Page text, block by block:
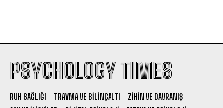
PSYCHOLOGY TIMES
RUH SAĞLIĞI TRAVMA VE BILINÇALTI
ZIHIN VE DAVRANIŞ